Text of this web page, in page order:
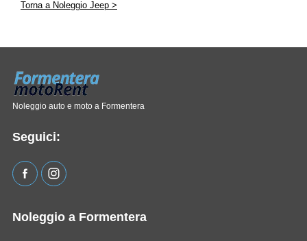
Torna a Noleggio Jeep >
Noleggio auto e moto a Formentera
Seguici:
Noleggio a Formentera